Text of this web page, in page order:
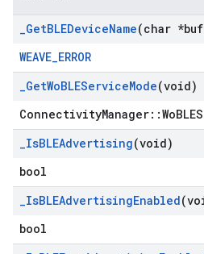
_GetBLEDeviceName(char *buf
WEAVE_ERROR
_GetWoBLEServiceMode(void)
_IsBLEAdvertising(void)
bool
_IsBLEAdvertisingEnabled
bool